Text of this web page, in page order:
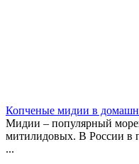
Копченые мидии в
Мидии – популярный
митилидовых. В России в
...